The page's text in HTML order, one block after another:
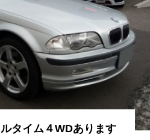
タイム４WDあります